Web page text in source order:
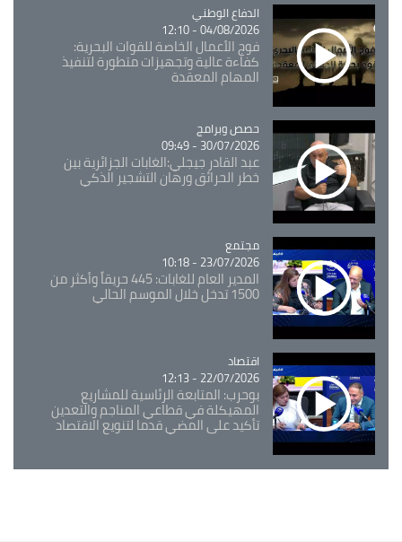
الدفاع الوطني
04/08/2026 - 12:10
فوج الأعمال الخاصة للقوات البحرية:
كفاءة عالية وتجهيزات متطورة لتنفيذ
المهام المعقدة
Catégorie
حصص وبرامج
30/07/2026 - 09:49
عبد القادر جيجلي:الغابات الجزائرية بين
خطر الحرائق ورهان التشجير الذكي
Catégorie
مجتمع
23/07/2026 - 10:18
المدير العام للغابات: 445 حريقاً وأكثر من
1500 تدخل خلال الموسم الحالي
Catégorie
اقتصاد
22/07/2026 - 12:13
بوحرب: المتابعة الرئاسية للمشاريع
المهيكلة في قطاعي المناجم والتعدين
تأكيد على المضي قدما لتنويع الاقتصاد